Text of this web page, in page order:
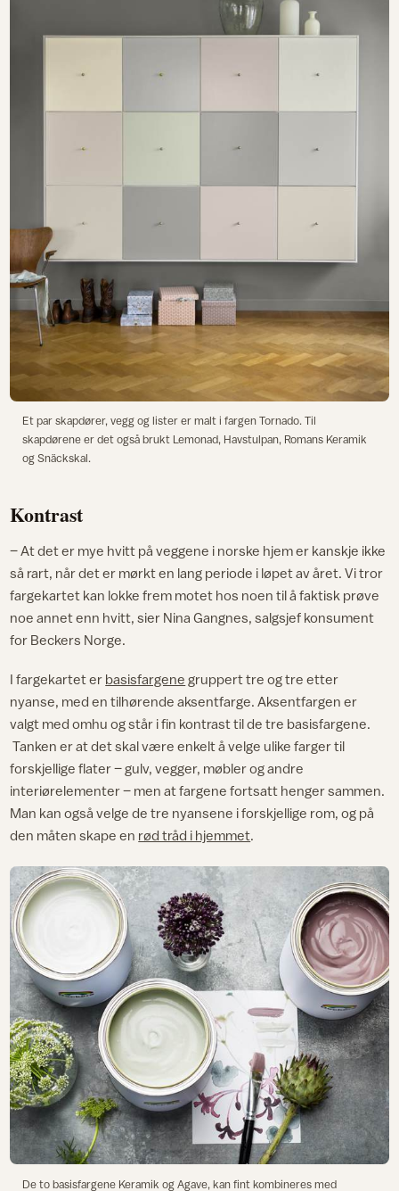
Et par skapdører, vegg og lister er malt i fargen Tornado. Til
skapdørene er det også brukt Lemonad, Havstulpan, Romans Keramik
og Snäckskal.
Kontrast
– At det er mye hvitt på veggene i norske hjem er kanskje ikke
så rart, når det er mørkt en lang periode i løpet av året. Vi tror
fargekartet kan lokke frem motet hos noen til å faktisk prøve
noe annet enn hvitt, sier Nina Gangnes, salgsjef konsument
for Beckers Norge.
I fargekartet er basisfargene gruppert tre og tre etter
nyanse, med en tilhørende aksentfarge. Aksentfargen er
valgt med omhu og står i fin kontrast til de tre basisfargene.
Tanken er at det skal være enkelt å velge ulike farger til
forskjellige flater – gulv, vegger, møbler og andre
interiørelementer – men at fargene fortsatt henger sammen.
Man kan også velge de tre nyansene i forskjellige rom, og på
den måten skape en rød tråd i hjemmet.
De to basisfargene Keramik og Agave, kan fint kombineres med